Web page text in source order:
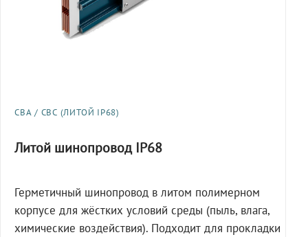
СВА / СВС (ЛИТОЙ IP68)
Литой шинопровод IP68
Герметичный шинопровод в литом полимерном
корпусе для жёстких условий среды (пыль, влага,
химические воздействия). Подходит для прокладки